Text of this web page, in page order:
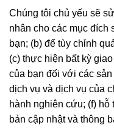
Chúng tôi chủ yếu sẽ
nhân cho các mục đích
bạn; (b) để tùy chỉnh
(c) thực hiện bất kỳ
của bạn đối với các
dịch vụ và dịch vụ của
hành nghiên cứu; (f) hỗ
bản cập nhật và thông